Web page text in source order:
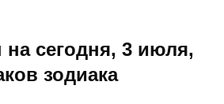
на сегодня, 3 июля,
зодиака